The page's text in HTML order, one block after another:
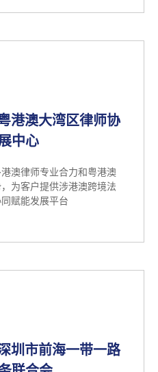
港澳大湾区律师协
中心
澳律师专业合力和粤港澳
为客户提供涉港澳跨境法
赋能发展平台
圳市前海一带一路